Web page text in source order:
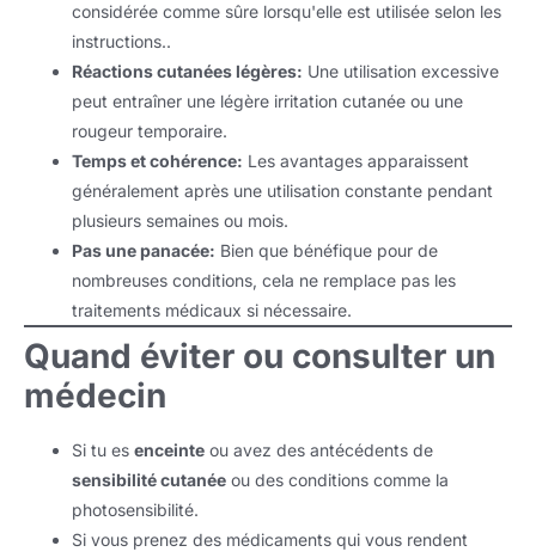
considérée comme sûre lorsqu'elle est utilisée selon les
instructions..
Réactions cutanées légères: Une utilisation excessive
peut entraîner une légère irritation cutanée ou une
rougeur temporaire.
Temps et cohérence: Les avantages apparaissent
généralement après une utilisation constante pendant
plusieurs semaines ou mois.
Pas une panacée: Bien que bénéfique pour de
nombreuses conditions, cela ne remplace pas les
traitements médicaux si nécessaire.
Quand éviter ou consulter un
médecin
Si tu es enceinte ou avez des antécédents de
sensibilité cutanée ou des conditions comme la
photosensibilité.
Si vous prenez des médicaments qui vous rendent